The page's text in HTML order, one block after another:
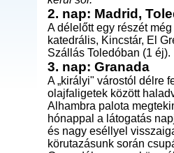
2. nap: Madrid,
A délelőtt egy részét
katedrális, Kincstár, El
Szállás Toledóban (1 éj).
3. nap: Granada
A „királyi" várostól délre
olajfaligetek között
Alhambra palota
hónappal a látogatás
és nagy eséllyel
körutazásunk során